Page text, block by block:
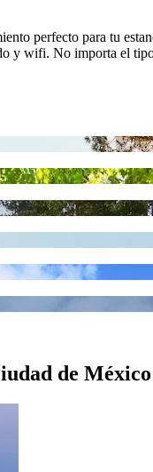
perfecto para tu
y wifi. No importa el
de México